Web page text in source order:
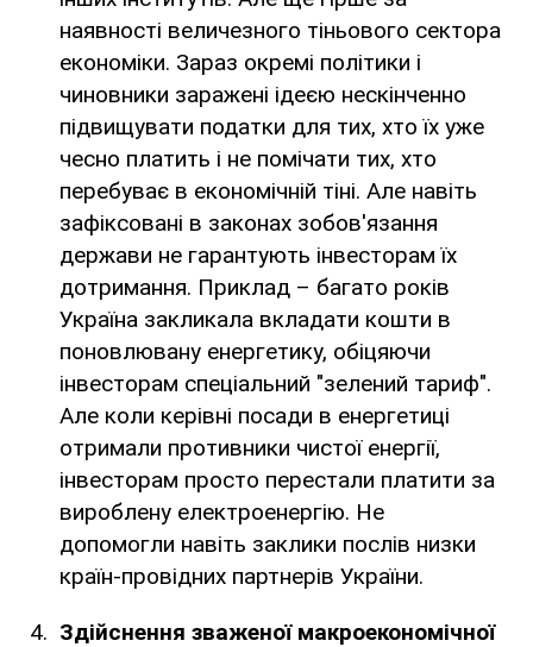
наявності величезного тіньового сектора
економіки. Зараз окремі політики і
чиновники заражені ідеєю нескінченно
підвищувати податки для тих, хто їх уже
чесно платить і не помічати тих, хто
перебуває в економічній тіні. Але навіть
зафіксовані в законах зобов'язання
держави не гарантують інвесторам їх
дотримання. Приклад – багато років
Україна закликала вкладати кошти в
поновлювану енергетику, обіцяючи
інвесторам спеціальний "зелений тариф".
Але коли керівні посади в енергетиці
отримали противники чистої енергії,
інвесторам просто перестали платити за
вироблену електроенергію. Не
допомогли навіть заклики послів низки
країн-провідних партнерів України.
Здійснення зваженої макроекономічної